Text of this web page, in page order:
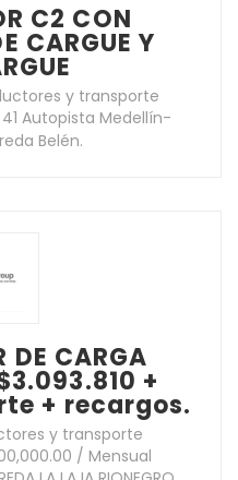
C2 CON
CARGUE Y
y transporte
Autopista Medellín-
Belén.
DE CARGA
+
+ recargos.
y transporte
/ Mensual